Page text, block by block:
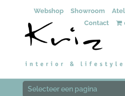
Webshop Showroom
Contact
Selecteer een pagina